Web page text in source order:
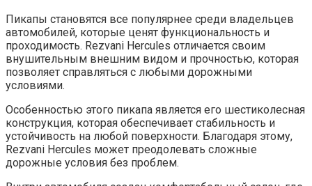
Пикапы становятся все популярнее среди владельцев
автомобилей, которые ценят функциональность и
проходимость. Rezvani Hercules отличается своим
внушительным внешним видом и прочностью, которая
позволяет справляться с любыми дорожными
условиями.
Особенностью этого пикапа является его шестиколесная
конструкция, которая обеспечивает стабильность и
устойчивость на любой поверхности. Благодаря этому,
Rezvani Hercules может преодолевать сложные
дорожные условия без проблем.